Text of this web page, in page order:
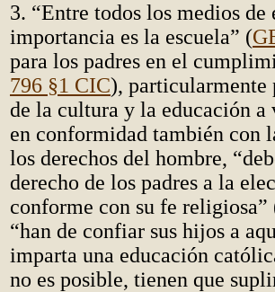
3. “Entre todos los medios
importancia es la escuela” (
para los padres en el
796 §1 CIC), particularmente
de la cultura y la educación
en conformidad también con
los derechos del hombre,
derecho de los padres a la
conforme con su fe religiosa”
“han de confiar sus hijos a
imparta una educación
no es posible, tienen que